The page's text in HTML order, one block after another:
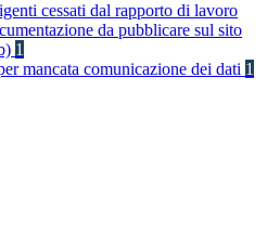
cessati dal rapporto di lavoro
da pubblicare sul sito
1
mancata comunicazione dei dati 1